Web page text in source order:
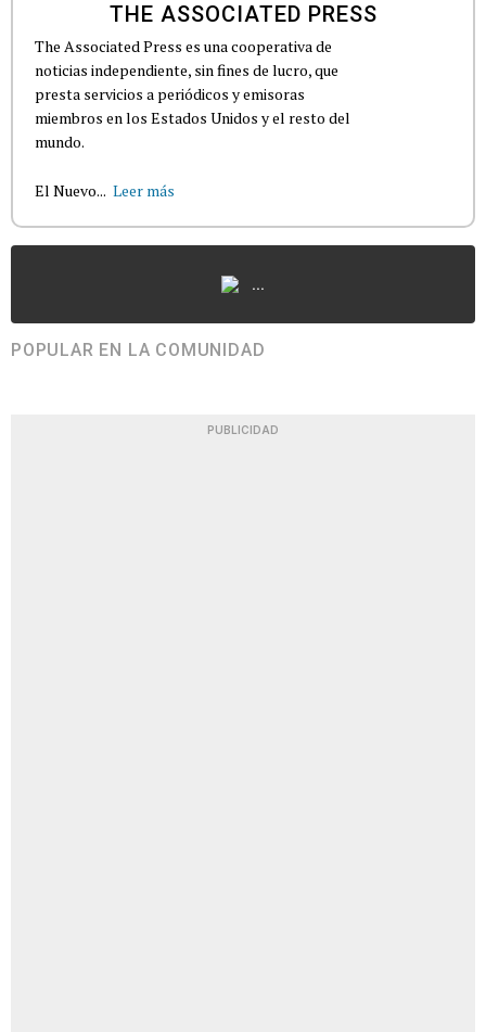
THE ASSOCIATED PRESS
The Associated Press es una cooperativa de
noticias independiente, sin fines de lucro, que
presta servicios a periódicos y emisoras
miembros en los Estados Unidos y el resto del
mundo.
El Nuevo... Leer más
...
POPULAR EN LA COMUNIDAD
PUBLICIDAD